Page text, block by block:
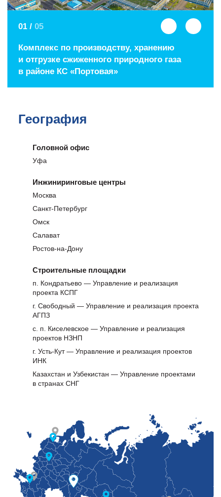
01 / 05
Комплекс по производству, хранению
и отгрузке сжиженного природного газа
в районе КС «Портовая»
География
Головной офис
Уфа
Инжиниринговые центры
Москва
Санкт-Петербург
Омск
Салават
Ростов-на-Дону
Строительные площадки
п. Кондратьево — Управление и реализация
проекта КСПГ
г. Свободный — Управление и реализация проекта
АГПЗ
с. п. Киселевское — Управление и реализация
проектов НЗНП
г. Усть-Кут — Управление и реализация проектов
ИНК
Казахстан и Узбекистан — Управление проектами
в странах СНГ